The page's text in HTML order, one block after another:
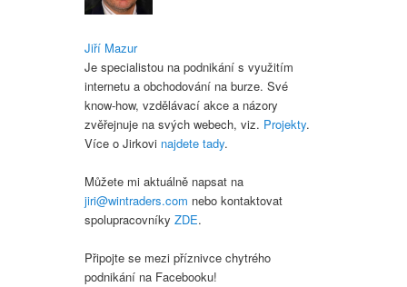
Jiří Mazur
Je specialistou na podnikání s využitím
internetu a obchodování na burze. Své
know-how, vzdělávací akce a názory
zvěřejnuje na svých webech, viz. Projekty.
Více o Jirkovi najdete tady.
Můžete mi aktuálně napsat na
jiri@wintraders.com nebo kontaktovat
spolupracovníkyZDE.
Připojte se mezi příznivce chytrého
podnikání na Facebooku!